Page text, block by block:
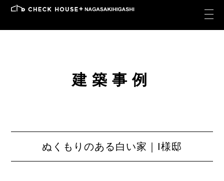
建築事例
ぬくもりのある白い家｜I様邸